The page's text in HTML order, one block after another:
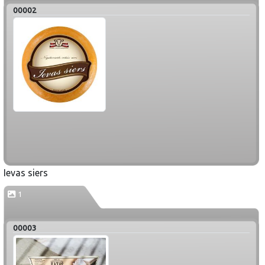
00002
Ievas siers
1
00003